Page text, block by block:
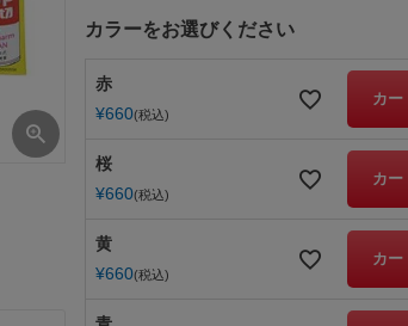
カラーをお選びください
赤
¥660 税込
カー
桜
¥660 税込
カー
黄
¥660 税込
カー